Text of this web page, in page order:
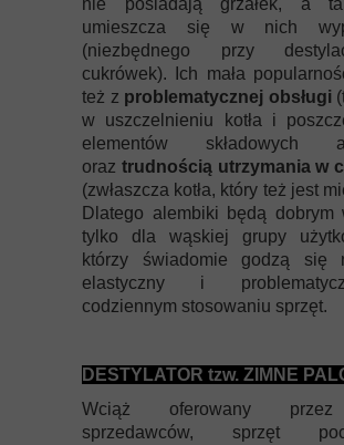
nie posiadają grzałek, a
umieszcza się w nich
(niezbędnego przy
cukrówek). Ich mała
też z problematycznej obsługi
w uszczelnieniu kotła i
elementów składowych
oraz trudnością utrzymania w
(zwłaszcza kotła, który też jest
Dlatego alembiki będą dobrym
tylko dla wąskiej grupy
którzy świadomie godzą się
elastyczny i
codziennym stosowaniu sprzęt.
DESTYLATOR tzw. ZIMNE
Wciąż oferowany
sprzedawców, sprzęt